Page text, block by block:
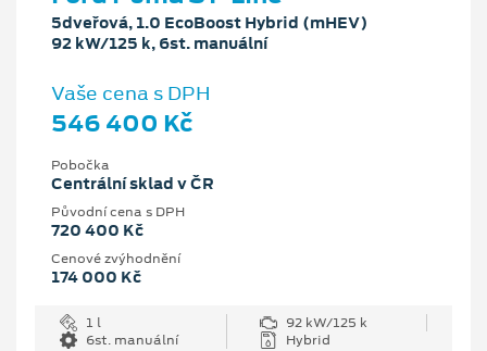
5dveřová, 1.0 EcoBoost Hybrid (mHEV)
92 kW/125 k, 6st. manuální
Vaše cena s DPH
546 400 Kč
Pobočka
Centrální sklad v ČR
Původní cena s DPH
720 400 Kč
Cenové zvýhodnění
174 000 Kč
1 l
92 kW/125 k
6st. manuální
Hybrid